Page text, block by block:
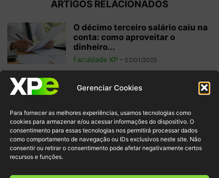
Gerenciar Cookies
Para fornecer as melhores experiências, usamos tecnologias como
cookies para armazenar e/ou acessar informações do dispositivo. O
consentimento para essas tecnologias nos permitirá processar dados
como comportamento de navegação ou IDs exclusivos neste site. Não
consentir ou retirar o consentimento pode afetar negativamente certos
recursos e funções.
ARTIGOS RELACIONADOS
O décimo terceiro salário caiu na
conta: como aproveitar o
dinheiro...
Faculdade XP - 02/01/2025
Investimentos internacionais:
vale a pena investir fora do
Faculdade XP - 04/10/2024
Criptomoedas: regulamentações
e inovação para garantir